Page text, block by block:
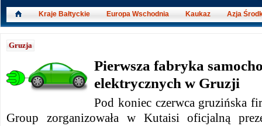
Gruzja
Pierwsza fabryka
elektrycznych w Gruzji
Pod koniec czerwca gruzińska
Group zorganizowała w Kutaisi oficjalną
Kraje Bałtyckie Europa Wschodnia Kaukaz Azja